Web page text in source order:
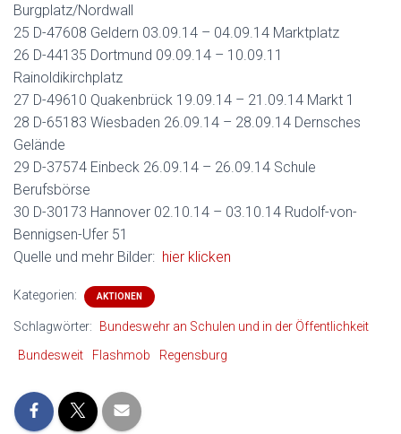
Burgplatz/Nordwall
25 D-47608 Geldern 03.09.14 – 04.09.14 Marktplatz
26 D-44135 Dortmund 09.09.14 – 10.09.11
Rainoldikirchplatz
27 D-49610 Quakenbrück 19.09.14 – 21.09.14 Markt 1
28 D-65183 Wiesbaden 26.09.14 – 28.09.14 Dernsches
Gelände
29 D-37574 Einbeck 26.09.14 – 26.09.14 Schule
Berufsbörse
30 D-30173 Hannover 02.10.14 – 03.10.14 Rudolf-von-
Bennigsen-Ufer 51
Quelle und mehr Bilder: hier klicken
Kategorien: AKTIONEN
Schlagwörter:
Bundeswehr an Schulen und in der Öffentlichkeit
Bundesweit
Flashmob Regensburg